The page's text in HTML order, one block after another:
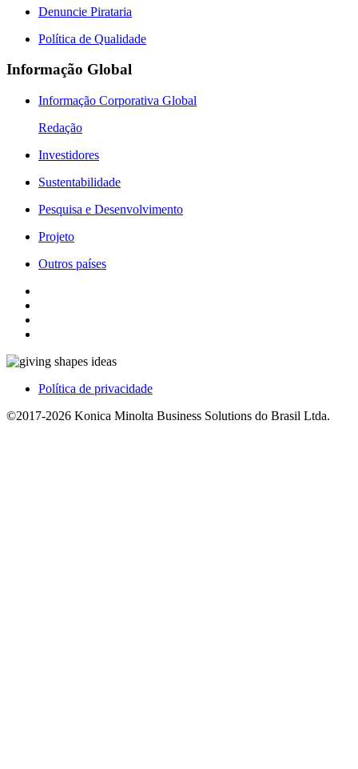
Denuncie Pirataria
Política de Qualidade
Informação Global
Informação Corporativa Global
Redação
Investidores
Sustentabilidade
Pesquisa e Desenvolvimento
Projeto
Outros países
Política de privacidade
©2017-2026 Konica Minolta Business Solutions do Brasil Ltda.